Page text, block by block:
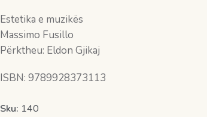
Estetika e muzikës
Massimo Fusillo
Përktheu: Eldon Gjikaj
ISBN: 9789928373113
Sku: 140